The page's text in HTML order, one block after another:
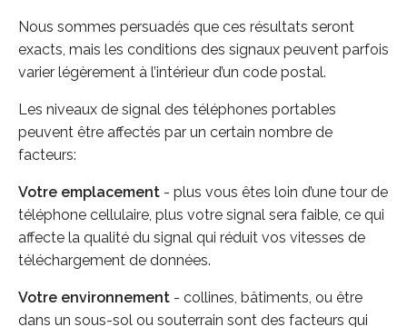
Nous sommes persuadés que ces résultats seront
exacts, mais les conditions des signaux peuvent parfois
varier légèrement à l’intérieur d’un code postal.
Les niveaux de signal des téléphones portables
peuvent être affectés par un certain nombre de
facteurs:
Votre emplacement - plus vous êtes loin d’une tour de
téléphone cellulaire, plus votre signal sera faible, ce qui
affecte la qualité du signal qui réduit vos vitesses de
téléchargement de données.
Votre environnement - collines, bâtiments, ou être
dans un sous-sol ou souterrain sont des facteurs qui